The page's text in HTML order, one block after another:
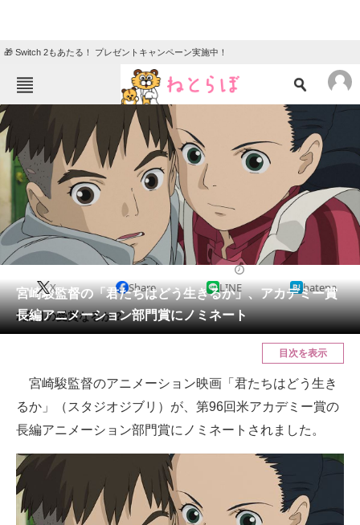
🎁 Switch 2もあたる！ プレゼントキャンペーン実施中！
ニュース
エンタメ クイズ
グルメ 地域
住まい 教育・育児
動物 リサーチ
会員記事
メディア
ITの今と未来を見通す
スマホと通信の最新トレンド
進化するPCとデバイスの未来
好きが集まる 比べて選べる
宮崎駿監督の「君たちはどう生きるか」、アカデミー賞
長編アニメーション部門賞にノミネート
X Share LINE hatena
2度目の受賞なるか？
目次を表示
宮崎駿監督のアニメーション映画「君たちはどう生き
るか」（スタジオジブリ）が、第96回米アカデミー賞の
長編アニメーション部門賞にノミネートされました。